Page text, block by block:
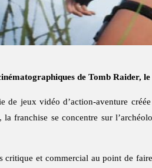
de Tomb Raider,
de jeux vidéo d’action-aventure
franchise se concentre sur
et commercial au point de